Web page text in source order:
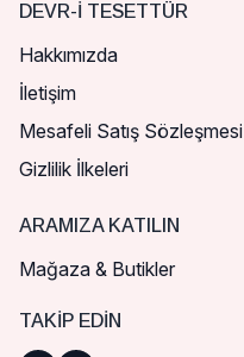
DEVR-I TESETTÜR
Hakkımızda
İletişim
Mesafeli Satış Sözleşmesi
Gizlilik İlkeleri
ARAMIZA KATILIN
Mağaza & Butikler
TAKIP EDIN